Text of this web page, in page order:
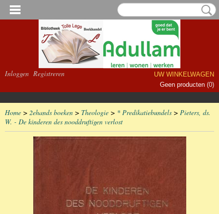
Inloggen Registreren
UW WINKELWAGEN
Geen producten (0)
Home > 2ehands boeken > Theologie > * Predikatiebundels > Pieters, ds.
W. - De kinderen des nooddruftigen verlost